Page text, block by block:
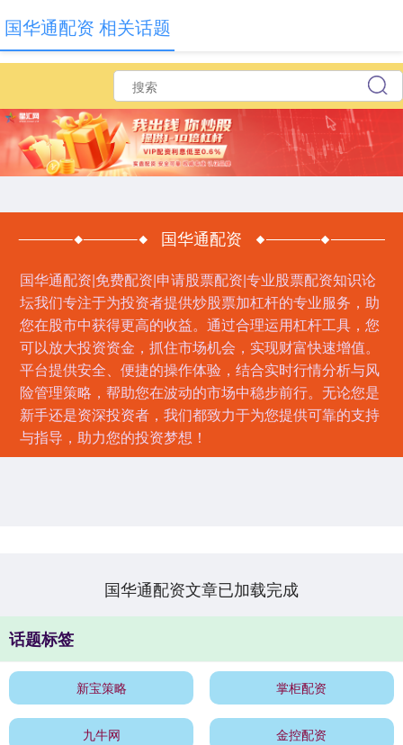
国华通配资
国华通配资|免费配资|申请股票配资|专业股票配资知识论
坛我们专注于为投资者提供炒股票加杠杆的专业服务，助
您在股市中获得更高的收益。通过合理运用杠杆工具，您
可以放大投资资金，抓住市场机会，实现财富快速增值。
平台提供安全、便捷的操作体验，结合实时行情分析与风
险管理策略，帮助您在波动的市场中稳步前行。无论您是
新手还是资深投资者，我们都致力于为您提供可靠的支持
与指导，助力您的投资梦想！
国华通配资 相关话题
国华通配资文章已加载完成
话题标签
新宝策略 掌柜配资
九牛网 金控配资